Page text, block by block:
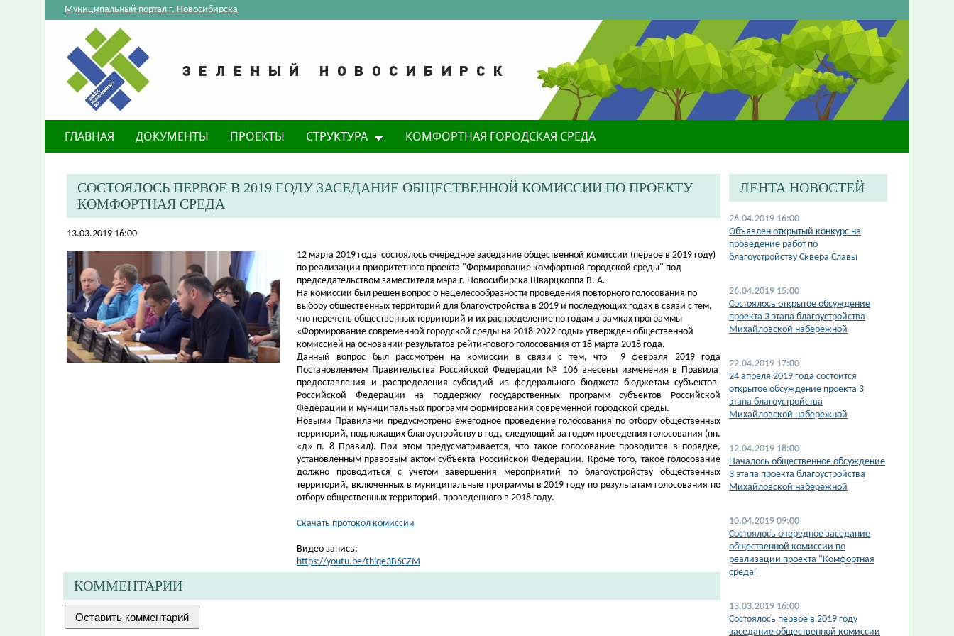
Муниципальный портал г. Новосибирска
ГЛАВНАЯ ДОКУМЕНТЫ ПРОЕКТЫ СТРУКТУРА КОМФОРТНАЯ ГОРОДСКАЯ СРЕДА
СОСТОЯЛОСЬ ПЕРВОЕ В 2019 ГОДУ ЗАСЕДАНИЕ ОБЩЕСТВЕННОЙ КОМИССИИ ПО ПРОЕКТУ
КОМФОРТНАЯ СРЕДА
13.03.2019 16:00
12 марта 2019 года состоялось очередное заседание общественной комиссии (первое в 2019 году)
по реализации приоритетного проекта "Формирование комфортной городской среды" под
председательством заместителя мэра г. Новосибирска Шварцкоппа В. А.
На комиссии был решен вопрос о нецелесообразности проведения повторного голосования по
выбору общественных территорий для благоустройства в 2019 и последующих годах в связи с тем,
что перечень общественных территорий и их распределение по годам в рамках программы
«Формирование современной городской среды на 2018-2022 годы» утвержден общественной
комиссией на основании результатов рейтингового голосования от 18 марта 2018 года.
Данный вопрос был рассмотрен на комиссии в связи с тем, что 9 февраля 2019 года
Постановлением Правительства Российской Федерации № 106 внесены изменения в Правила
предоставления и распределения субсидий из федерального бюджета бюджетам субъектов
Российской Федерации на поддержку государственных программ субъектов Российской
Федерации и муниципальных программ формирования современной городской среды.
Новыми Правилами предусмотрено ежегодное проведение голосования по отбору общественных
территорий, подлежащих благоустройству в год, следующий за годом проведения голосования (пп.
«д» п. 8 Правил). При этом предусматривается, что такое голосование проводится в порядке,
установленным правовым актом субъекта Российской Федерации. Кроме того, такое голосование
должно проводиться с учетом завершения мероприятий по благоустройству общественных
территорий, включенных в муниципальные программы в 2019 году по результатам голосования по
отбору общественных территорий, проведенного в 2018 году.
Скачать протокол комиссии
Видео запись:
https://youtu.be/thiqe3B6CZM
КОММЕНТАРИИ
ЛЕНТА НОВОСТЕЙ
26.04.2019 16:00
Объявлен открытый конкурс на
проведение работ по
благоустройству Сквера Славы
26.04.2019 15:00
Состоялось открытое обсуждение
проекта 3 этапа благоустройства
Михайловской набережной
22.04.2019 17:00
24 апреля 2019 года состоится
открытое обсуждение проекта 3
этапа благоустройства
Михайловской набережной
12.04.2019 18:00
Началось общественное обсуждение
3 этапа проекта благоустройства
Михайловской набережной
10.04.2019 09:00
Состоялось очередное заседание
общественной комиссии по
реализации проекта "Комфортная
среда"
13.03.2019 16:00
Состоялось первое в 2019 году
заседание общественной комиссии